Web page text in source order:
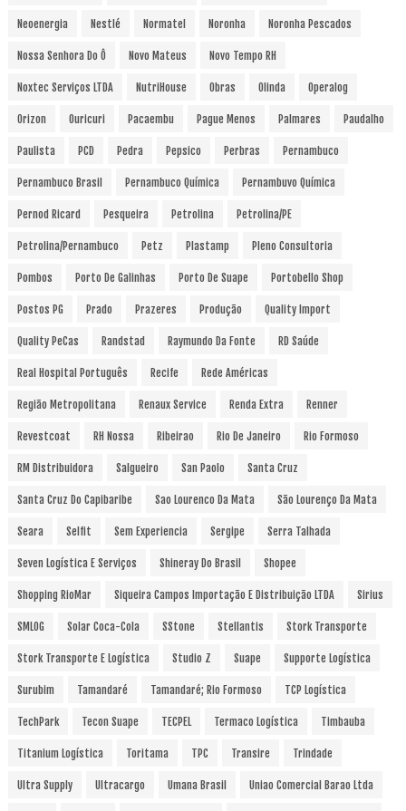
Neoenergia Nestlé Normatel Noronha Noronha Pescados
Nossa Senhora Do Ô Novo Mateus Novo Tempo RH
Noxtec Serviços LTDA NutriHouse Obras Olinda Operalog
Orizon Ouricuri Pacaembu Pague Menos Palmares Paudalho
Paulista PCD Pedra Pepsico Perbras Pernambuco
Pernambuco Brasil Pernambuco Química Pernambuvo Química
Pernod Ricard Pesqueira Petrolina Petrolina/PE
Petrolina/Pernambuco Petz Plastamp Pleno Consultoria
Pombos Porto De Galinhas Porto De Suape Portobello Shop
Postos PG Prado Prazeres Produção Quality Import
Quality PeCas Randstad Raymundo Da Fonte RD Saúde
Real Hospital Português Recife Rede Américas
Região Metropolitana Renaux Service Renda Extra Renner
Revestcoat RH Nossa Ribeirao Rio De Janeiro Rio Formoso
RM Distribuidora Salgueiro San Paolo Santa Cruz
Santa Cruz Do Capibaribe Sao Lourenco Da Mata São Lourenço Da Mata
Seara Selfit Sem Experiencia Sergipe Serra Talhada
Seven Logística E Serviços Shineray Do Brasil Shopee
Shopping RioMar Siqueira Campos Importação E Distribuição LTDA Sirius
SMLOG Solar Coca-Cola SStone Stellantis Stork Transporte
Stork Transporte E Logística Studio Z Suape Supporte Logística
Surubim Tamandaré Tamandaré; Rio Formoso TCP Logística
TechPark Tecon Suape TECPEL Termaco Logística Timbauba
Titanium Logística Toritama TPC Transire Trindade
Ultra Supply Ultracargo Umana Brasil Uniao Comercial Barao Ltda